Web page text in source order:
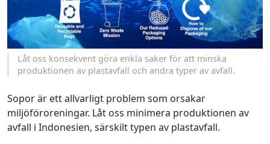
Låt oss konsekvent göra enkla saker för att minska
produktionen av plastavfall och andra typer av avfall.
Sopor är ett allvarligt problem som orsakar
miljöföroreningar. Låt oss minimera produktionen av
avfall i Indonesien, särskilt typen av plastavfall.